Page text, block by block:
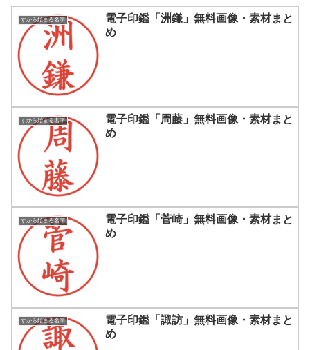
すから始まる名字
電子印鑑「洲鎌」無料画像・素材まと
め
すから始まる名字
電子印鑑「周藤」無料画像・素材まと
め
すから始まる名字
電子印鑑「菅崎」無料画像・素材まと
め
すから始まる名字
電子印鑑「諏訪」無料画像・素材まと
め